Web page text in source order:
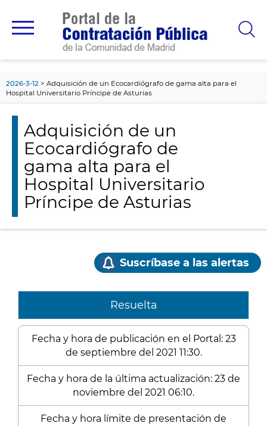
principal
2026-3-12
Adquisición de un Ecocardiógrafo de gama alta para el
Hospital Universitario Príncipe de Asturias
Adquisición de un
Ecocardiógrafo de
gama alta para el
Hospital Universitario
Príncipe de Asturias
Suscríbase a las alertas
Resuelta
Fecha y hora de publicación en el Portal: 23
de septiembre del 2021 11:30.
Fecha y hora de la última actualización: 23 de
noviembre del 2021 06:10.
Fecha y hora límite de presentación de